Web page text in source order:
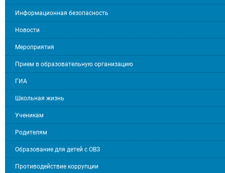
Информационная безопасность
Новости
Мероприятия
Прием в образовательную организацию
ГИА
Школьная жизнь
Ученикам
Родителям
Образование для детей с ОВЗ
Противодействие коррупции